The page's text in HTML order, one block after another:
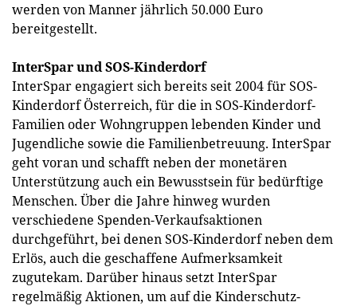
werden von Manner jährlich 50.000 Euro
bereitgestellt.
InterSpar und SOS-Kinderdorf
InterSpar engagiert sich bereits seit 2004 für SOS-
Kinderdorf Österreich, für die in SOS-Kinderdorf-
Familien oder Wohngruppen lebenden Kinder und
Jugendliche sowie die Familienbetreuung. InterSpar
geht voran und schafft neben der monetären
Unterstützung auch ein Bewusstsein für bedürftige
Menschen. Über die Jahre hinweg wurden
verschiedene Spenden-Verkaufsaktionen
durchgeführt, bei denen SOS-Kinderdorf neben dem
Erlös, auch die geschaffene Aufmerksamkeit
zugutekam. Darüber hinaus setzt InterSpar
regelmäßig Aktionen, um auf die Kinderschutz-